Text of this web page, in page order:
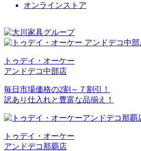
オンラインストア
トゥデイ・オーケー
アンドデコ中部店
毎日市場価格の2割～７割引！
訳あり仕入れと豊富な品揃え！
トゥデイ・オーケー
アンドデコ那覇店